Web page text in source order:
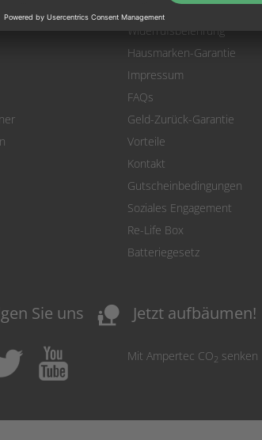
Datenschutz
Widerrufsbelehrung
Hausmarken-Garantie
Impressum
FAQs
Geld-Zurück-Garantie
Vorteile
Kontakt
Gutscheinbedingungen
Soziales Engagement
Re-Life Box
Batteriegesetz
Sie uns nature_people Jetzt aufbäumen!
Mit Ampertec CO2 senken